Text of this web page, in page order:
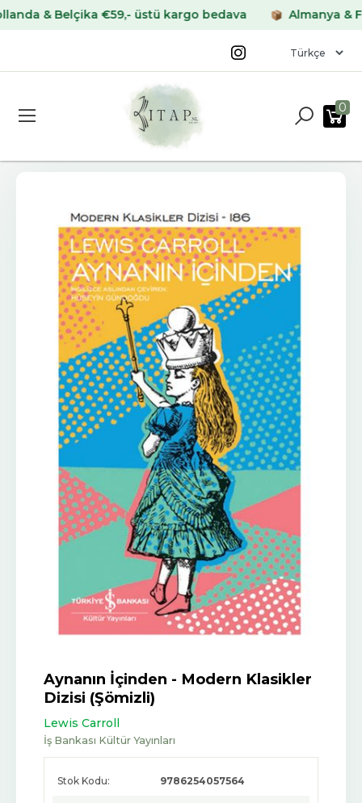
& Belçika €59,- üstü kargo bedava Almanya &
0
Aynanın İçinden - Modern Klasikler
Dizisi (Şömizli)
Lewis Carroll
İş Bankası Kültür Yayınları
Stok Kodu: 9786254057564